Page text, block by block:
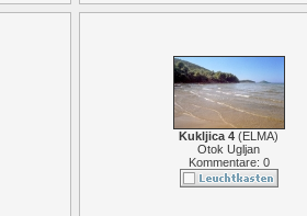
Kukljica 4 (ELMA)
Otok Ugljan
Kommentare: 0